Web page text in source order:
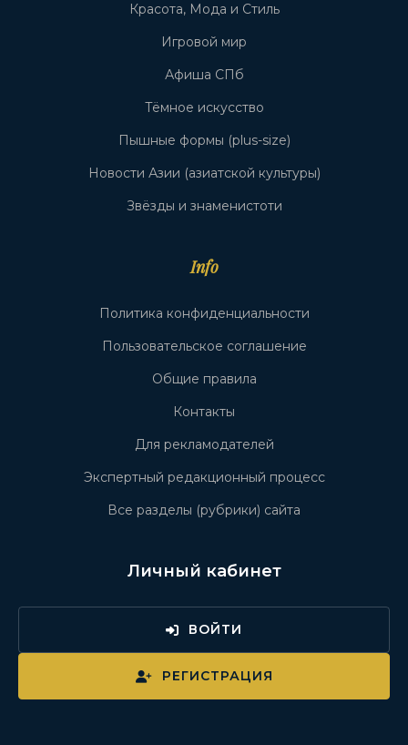
Красота, Мода и Стиль
Игровой мир
Афиша СПб
Тёмное искусство
Пышные формы (plus-size)
Новости Азии (азиатской культуры)
Звёзды и знаменистоти
Info
Политика конфиденциальности
Пользовательское соглашение
Общие правила
Контакты
Для рекламодателей
Экспертный редакционный процесс
Все разделы (рубрики) сайта
Личный кабинет
ВОЙТИ
РЕГИСТРАЦИЯ